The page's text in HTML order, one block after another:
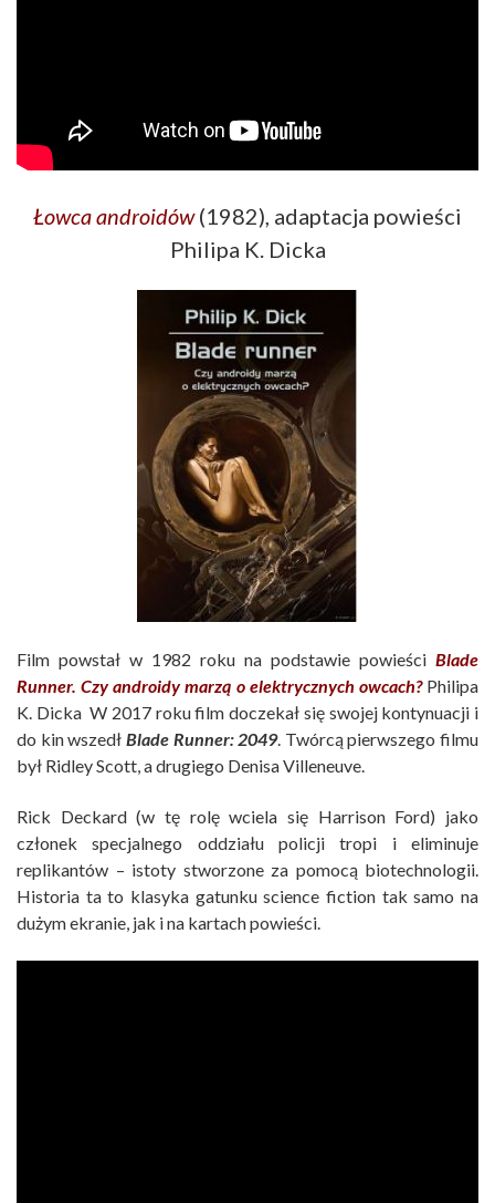
Łowca androidów(1982), adaptacja powieści
Philipa K. Dicka
Film powstał w 1982 roku na podstawie powieści Blade
Runner. Czy androidy marzą o elektrycznych owcach?Philipa
K. Dicka W 2017 roku film doczekał się swojej kontynuacji i
do kin wszedł Blade Runner: 2049. Twórcą pierwszego filmu
był Ridley Scott, a drugiego Denisa Villeneuve.
Rick Deckard (w tę rolę wciela się Harrison Ford) jako
członek specjalnego oddziału policji tropi i eliminuje
replikantów – istoty stworzone za pomocą biotechnologii.
Historia ta to klasyka gatunku science fiction tak samo na
dużym ekranie, jak i na kartach powieści.